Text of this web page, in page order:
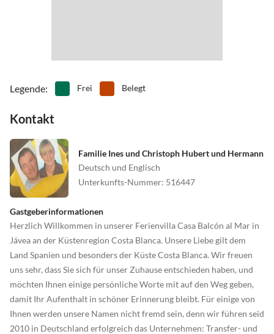
Legende: Frei Belegt
Kontakt
Familie Ines und Christoph Hubert und Hermann
Deutsch und Englisch
Unterkunfts-Nummer: 516447
Gastgeberinformationen
Herzlich Willkommen in unserer Ferienvilla Casa Balcón al Mar in
Jávea an der Küstenregion Costa Blanca. Unsere Liebe gilt dem
Land Spanien und besonders der Küste Costa Blanca. Wir freuen
uns sehr, dass Sie sich für unser Zuhause entschieden haben, und
möchten Ihnen einige persönliche Worte mit auf den Weg geben,
damit Ihr Aufenthalt in schöner Erinnerung bleibt. Für einige von
Ihnen werden unsere Namen nicht fremd sein, denn wir führen seid
2010 in Deutschland erfolgreich das Unternehmen: Transfer- und